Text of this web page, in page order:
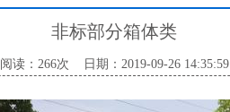
非标部分箱体类
阅读：266次 日期：2019-09-26 14:35:59